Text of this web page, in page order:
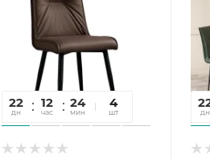
22
дн
12
час
24
мин
22
сек
4
шт дн